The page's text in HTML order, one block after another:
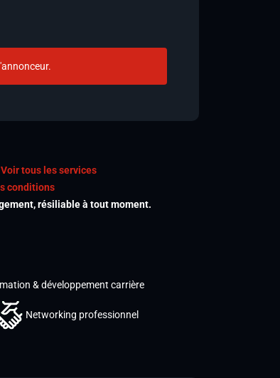
Voir tous les services
conditions
résiliable à tout moment.
& développement carrière
Networking professionnel